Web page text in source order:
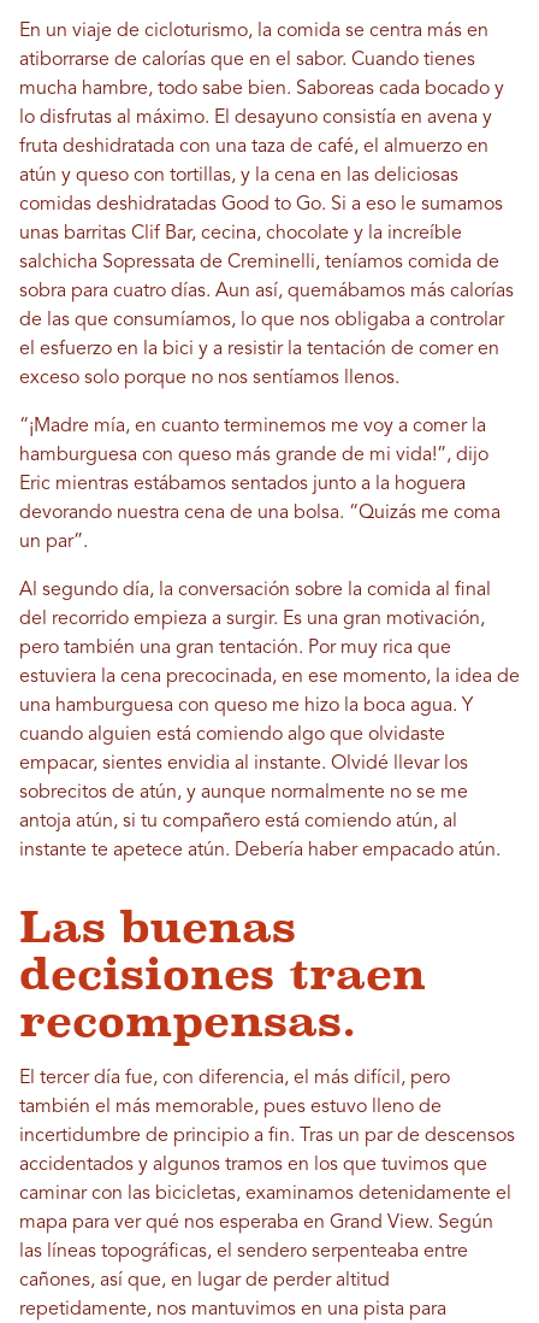
En un viaje de cicloturismo, la comida se centra más en
atiborrarse de calorías que en el sabor. Cuando tienes
mucha hambre, todo sabe bien. Saboreas cada bocado y
lo disfrutas al máximo. El desayuno consistía en avena y
fruta deshidratada con una taza de café, el almuerzo en
atún y queso con tortillas, y la cena en las deliciosas
comidas deshidratadas Good to Go. Si a eso le sumamos
unas barritas Clif Bar, cecina, chocolate y la increíble
salchicha Sopressata de Creminelli, teníamos comida de
sobra para cuatro días. Aun así, quemábamos más calorías
de las que consumíamos, lo que nos obligaba a controlar
el esfuerzo en la bici y a resistir la tentación de comer en
exceso solo porque no nos sentíamos llenos.
“¡Madre mía, en cuanto terminemos me voy a comer la
hamburguesa con queso más grande de mi vida!”, dijo
Eric mientras estábamos sentados junto a la hoguera
devorando nuestra cena de una bolsa. “Quizás me coma
un par”.
Al segundo día, la conversación sobre la comida al final
del recorrido empieza a surgir. Es una gran motivación,
pero también una gran tentación. Por muy rica que
estuviera la cena precocinada, en ese momento, la idea de
una hamburguesa con queso me hizo la boca agua. Y
cuando alguien está comiendo algo que olvidaste
empacar, sientes envidia al instante. Olvidé llevar los
sobrecitos de atún, y aunque normalmente no se me
antoja atún, si tu compañero está comiendo atún, al
instante te apetece atún. Debería haber empacado atún.
Las buenas
decisiones traen
recompensas.
El tercer día fue, con diferencia, el más difícil, pero
también el más memorable, pues estuvo lleno de
incertidumbre de principio a fin. Tras un par de descensos
accidentados y algunos tramos en los que tuvimos que
caminar con las bicicletas, examinamos detenidamente el
mapa para ver qué nos esperaba en Grand View. Según
las líneas topográficas, el sendero serpenteaba entre
cañones, así que, en lugar de perder altitud
repetidamente, nos mantuvimos en una pista para